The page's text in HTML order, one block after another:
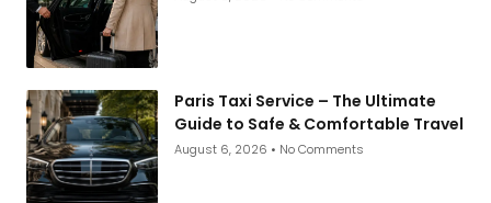
Paris Taxi Service – The Ultimate
Guide to Safe & Comfortable Travel
August 6, 2026 No Comments